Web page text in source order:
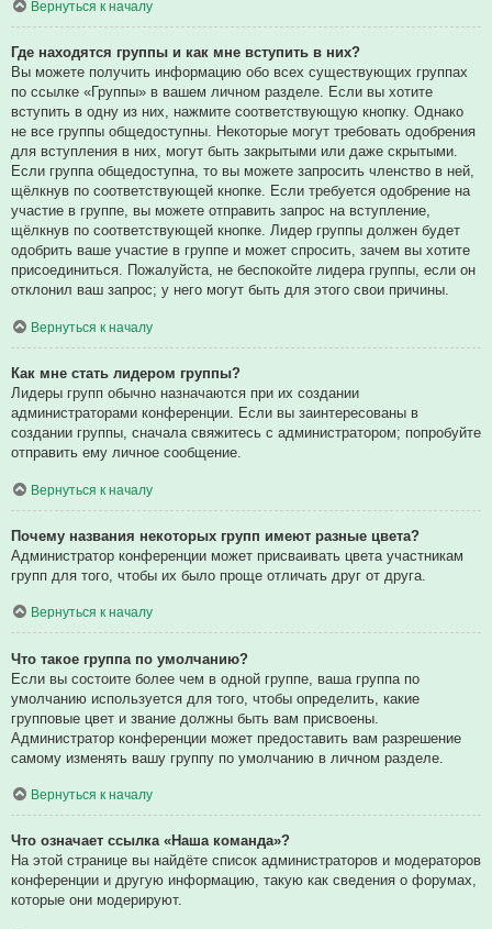
Вернуться к началу
Где находятся группы и как мне вступить в них?
Вы можете получить информацию обо всех существующих группах
по ссылке «Группы» в вашем личном разделе. Если вы хотите
вступить в одну из них, нажмите соответствующую кнопку. Однако
не все группы общедоступны. Некоторые могут требовать одобрения
для вступления в них, могут быть закрытыми или даже скрытыми.
Если группа общедоступна, то вы можете запросить членство в ней,
щёлкнув по соответствующей кнопке. Если требуется одобрение на
участие в группе, вы можете отправить запрос на вступление,
щёлкнув по соответствующей кнопке. Лидер группы должен будет
одобрить ваше участие в группе и может спросить, зачем вы хотите
присоединиться. Пожалуйста, не беспокойте лидера группы, если он
отклонил ваш запрос; у него могут быть для этого свои причины.
Вернуться к началу
Как мне стать лидером группы?
Лидеры групп обычно назначаются при их создании
администраторами конференции. Если вы заинтересованы в
создании группы, сначала свяжитесь с администратором; попробуйте
отправить ему личное сообщение.
Вернуться к началу
Почему названия некоторых групп имеют разные цвета?
Администратор конференции может присваивать цвета участникам
групп для того, чтобы их было проще отличать друг от друга.
Вернуться к началу
Что такое группа по умолчанию?
Если вы состоите более чем в одной группе, ваша группа по
умолчанию используется для того, чтобы определить, какие
групповые цвет и звание должны быть вам присвоены.
Администратор конференции может предоставить вам разрешение
самому изменять вашу группу по умолчанию в личном разделе.
Вернуться к началу
Что означает ссылка «Наша команда»?
На этой странице вы найдёте список администраторов и модераторов
конференции и другую информацию, такую как сведения о форумах,
которые они модерируют.